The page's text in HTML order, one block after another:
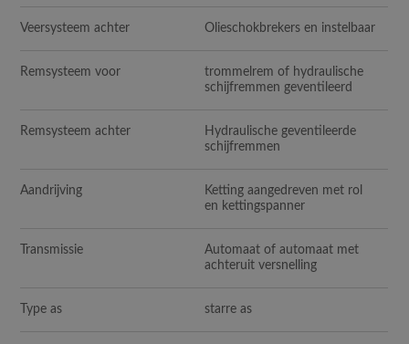
Veersysteem achter Olieschokbrekers en instelbaar
Remsysteem voor
trommelrem of hydraulische
schijfremmen geventileerd
Remsysteem achter
Hydraulische geventileerde
schijfremmen
Aandrijving
Ketting aangedreven met rol
en kettingspanner
Transmissie
Automaat of automaat met
achteruit versnelling
Type as starre as